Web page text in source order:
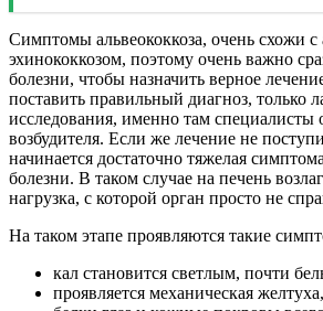
Симптомы альвеококкоза, очень схожи
эхинококкозом, поэтому очень важно
болезни, чтобы назначить верное
поставить правильный диагноз, только
исследования, именно там специалисты
возбудителя. Если же лечение не
начинается достаточно тяжелая
болезни. В таком случае на печень
нагрузка, с которой орган просто не
На таком этапе проявляются такие
кал становится светлым, почти
проявляется механическая